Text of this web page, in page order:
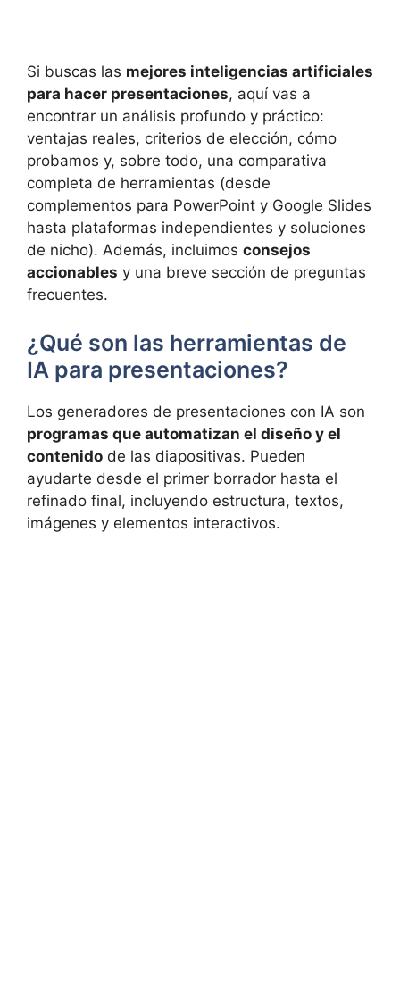
Si buscas las mejores inteligencias artificiales
para hacer presentaciones, aquí vas a
encontrar un análisis profundo y práctico:
ventajas reales, criterios de elección, cómo
probamos y, sobre todo, una comparativa
completa de herramientas (desde
complementos para PowerPoint y Google Slides
hasta plataformas independientes y soluciones
de nicho). Además, incluimos consejos
accionables y una breve sección de preguntas
frecuentes.
¿Qué son las herramientas de
IA para presentaciones?
Los generadores de presentaciones con IA son
programas que automatizan el diseño y el
contenido de las diapositivas. Pueden
ayudarte desde el primer borrador hasta el
refinado final, incluyendo estructura, textos,
imágenes y elementos interactivos.